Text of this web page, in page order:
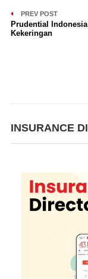
PREV POST
Prudential
Kekeringan
INSURANCE